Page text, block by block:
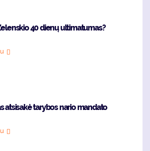
40 dienų ultimatumas?
atsisakė tarybos nario mandato